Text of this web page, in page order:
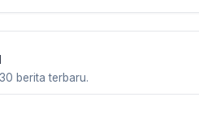
berita terbaru.